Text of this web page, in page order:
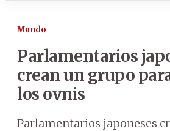
Mundo
Parlamentarios
crean un grupo
los ovnis
Parlamentarios japoneses